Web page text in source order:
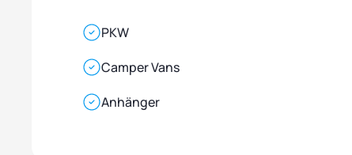
PKW
Camper Vans
Anhänger